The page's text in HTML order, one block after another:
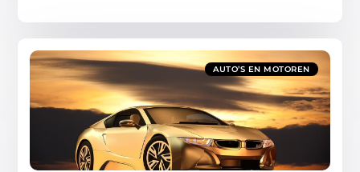
AUTO’S EN MOTOREN